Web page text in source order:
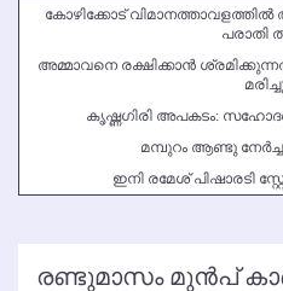
കോഴിക്കോട് വിമാനത്താവളത്തില്‍
പരാതി
അമ്മാവനെ രക്ഷിക്കാന്‍
കൃഷ്ണഗിരി അപകടം:
മമ്പുറം ആണ്ടു
ഇനി രമേശ് പിഷാരടി
രണ്ടുമാസം മുന്‍പ്